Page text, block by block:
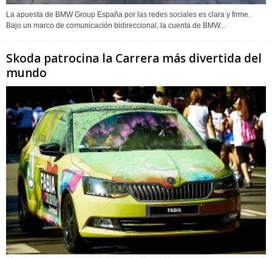
La apuesta de BMW Group España por las redes sociales es clara y firme.
Bajo un marco de comunicación bidireccional, la cuenta de BMW...
Skoda patrocina la Carrera más divertida del
mundo